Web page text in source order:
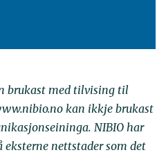
brukast med tilvising til
kan ikkje brukast
NIBIO har
nettstader som det